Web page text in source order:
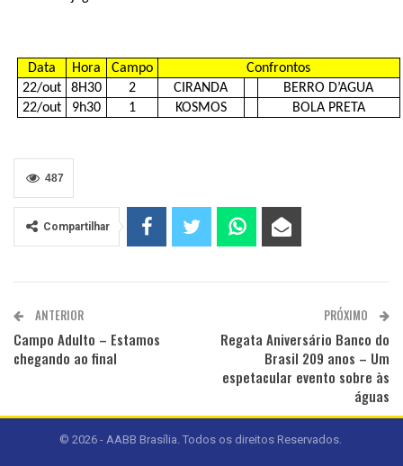
Data Hora Campo
Confrontos
22/out
8H30 2 CIRANDA
BERRO D’AGUA
22/out
9h30 1 KOSMOS BOLA PRETA
487
Compartilhar
ANTERIOR
Campo Adulto – Estamos
chegando ao final
PRÓXIMO
Regata Aniversário Banco do
Brasil 209 anos – Um
espetacular evento sobre às
águas
© 2026 - AABB Brasília. Todos os direitos Reservados.